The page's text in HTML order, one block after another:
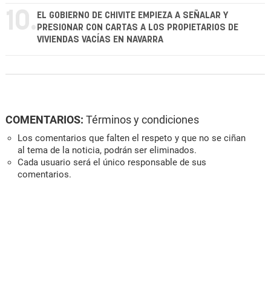
10. EL GOBIERNO DE CHIVITE EMPIEZA A SEÑALAR Y
PRESIONAR CON CARTAS A LOS PROPIETARIOS DE
VIVIENDAS VACÍAS EN NAVARRA
COMENTARIOS: Términos y condiciones
Los comentarios que falten el respeto y que no se ciñan
al tema de la noticia, podrán ser eliminados.
Cada usuario será el único responsable de sus
comentarios.